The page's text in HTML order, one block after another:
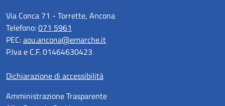
Via Conca 71 - Torrette, Ancona
Telefono:071 5961
PEC:aou.ancona@emarche.it
P.Iva e C.F. 01464630423
Dichiarazione di accessibilità
Amministrazione Trasparente